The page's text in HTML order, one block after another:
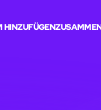
HINZUFÜGEN